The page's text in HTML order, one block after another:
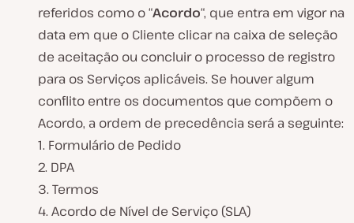
referidos como o “Acordo“, que entra em vigor na
data em que o Cliente clicar na caixa de seleção
de aceitação ou concluir o processo de registro
para os Serviços aplicáveis. Se houver algum
conflito entre os documentos que compõem o
Acordo, a ordem de precedência será a seguinte:
1. Formulário de Pedido
2. DPA
3. Termos
4. Acordo de Nível de Serviço (SLA)